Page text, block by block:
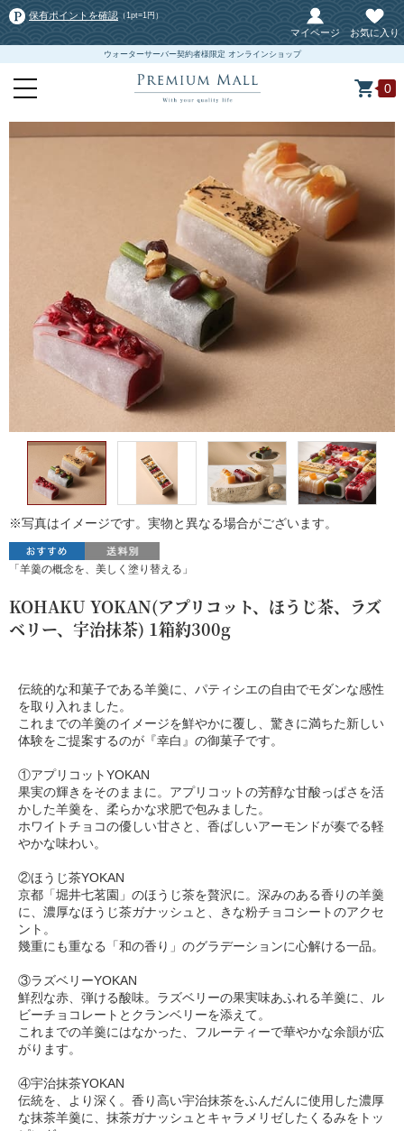
保有ポイントを確認 （1pt=1円）
マイページ お気に入り
ウォーターサーバー契約者様限定 オンラインショップ
0
※写真はイメージです。実物と異なる場合がございます。
「羊羹の概念を、美しく塗り替える」
KOHAKU YOKAN(アプリコット、ほうじ茶、ラズ
ベリー、宇治抹茶) 1箱約300g
伝統的な和菓子である羊羹に、パティシエの自由でモダンな感性
を取り入れました。
これまでの羊羹のイメージを鮮やかに覆し、驚きに満ちた新しい
体験をご提案するのが『幸白』の御菓子です。
①アプリコットYOKAN
果実の輝きをそのままに。アプリコットの芳醇な甘酸っぱさを活
かした羊羹を、柔らかな求肥で包みました。
ホワイトチョコの優しい甘さと、香ばしいアーモンドが奏でる軽
やかな味わい。
②ほうじ茶YOKAN
京都「堀井七茗園」のほうじ茶を贅沢に。深みのある香りの羊羹
に、濃厚なほうじ茶ガナッシュと、きな粉チョコシートのアクセ
ント。
幾重にも重なる「和の香り」のグラデーションに心解ける一品。
③ラズベリーYOKAN
鮮烈な赤、弾ける酸味。ラズベリーの果実味あふれる羊羹に、ル
ビーチョコレートとクランベリーを添えて。
これまでの羊羹にはなかった、フルーティーで華やかな余韻が広
がります。
④宇治抹茶YOKAN
伝統を、より深く。香り高い宇治抹茶をふんだんに使用した濃厚
な抹茶羊羹に、抹茶ガナッシュとキャラメリゼしたくるみをトッ